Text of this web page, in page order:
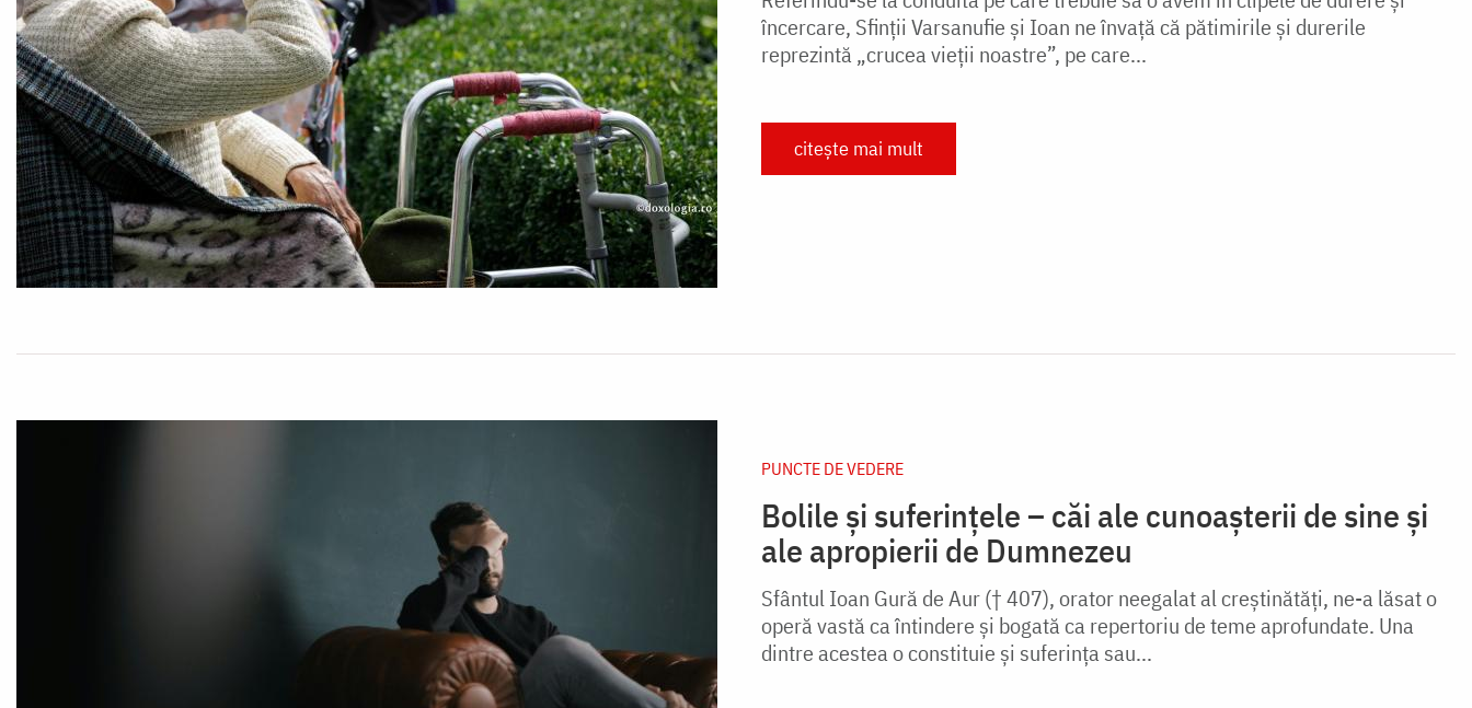
încercare, Sfinții Varsanufie și Ioan ne învață că pătimirile și durerile
reprezintă „crucea vieții noastre”, pe care...
citește mai mult
PUNCTE DE VEDERE
Bolile și suferințele – căi ale cunoașterii de sine și
ale apropierii de Dumnezeu
Sfântul Ioan Gură de Aur († 407), orator neegalat al creștinătăți, ne-a lăsat o
operă vastă ca întindere și bogată ca repertoriu de teme aprofundate. Una
dintre acestea o constituie și suferința sau...